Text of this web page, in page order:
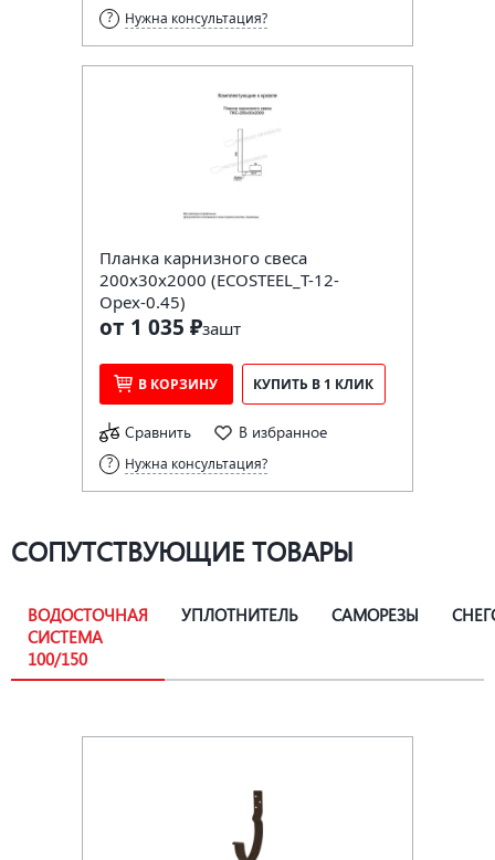
Нужна консультация?
Планка карнизного свеса
200х30х2000 (ECOSTEEL_T-12-
Орех-0.45)
от 1 035 ₽зашт
В КОРЗИНУ КУПИТЬ В 1 КЛИК
Сравнить В избранное
Нужна консультация?
СОПУТСТВУЮЩИЕ ТОВАРЫ
ВОДОСТОЧНАЯ
СИСТЕМА
100/150
УПЛОТНИТЕЛЬ САМОРЕЗЫ